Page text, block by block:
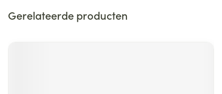
Gerelateerde producten